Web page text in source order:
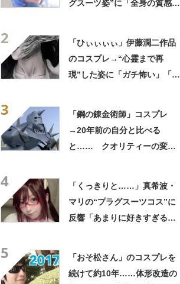
グスーツ姿”に「全身の質感
2
「ひぃぃぃぃ」伊藤潤二作品
のコスプレ→“心霊まで再
現”した姿に「ガチ怖い」「頭
3
「鋼の錬金術師」コスプレ
→20年前の自分と比べる
と…… クオリティーの変化
4
「くっきりと……」真希波・
マリの“プラグスーツコス”に
反響「あまりに好きすぎる」
5
「おそ松さん」のコスプレを
続けて約10年……体形改造の